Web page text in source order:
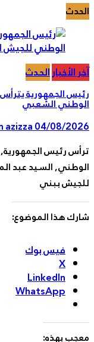
الأخبارالحدث
الجمهورية يترأس
الشعبي
azizza04/08/
رئيس الجمهورية,
السيد عبد المجيد
ببني
هذا الموضوع:
فيس بوك
X
LinkedIn
WhatsApp
بهذه: